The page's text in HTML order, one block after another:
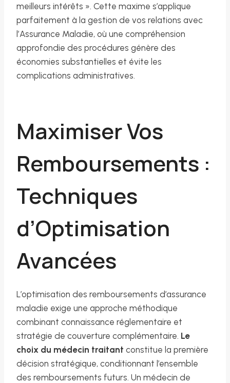
meilleurs intérêts ». Cette maxime s’applique
parfaitement à la gestion de vos relations avec
l’Assurance Maladie, où une compréhension
approfondie des procédures génère des
économies substantielles et évite les
complications administratives.
Maximiser Vos
Remboursements :
Techniques
d’Optimisation
Avancées
L’optimisation des remboursements d’assurance
maladie exige une approche méthodique
combinant connaissance réglementaire et
stratégie de couverture complémentaire. Le
choix du médecin traitant constitue la première
décision stratégique, conditionnant l’ensemble
des remboursements futurs. Un médecin de